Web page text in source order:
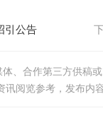
引公告
、合作第三方供稿
阅览参考，发布